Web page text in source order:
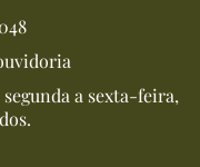
a sexta-feira,